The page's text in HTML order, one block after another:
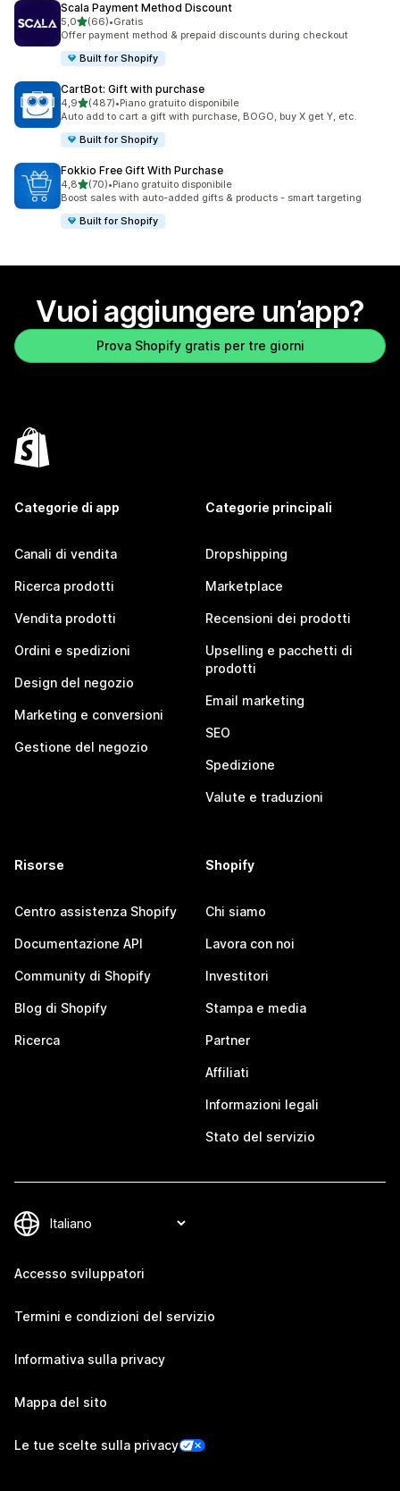
Scala Payment Method Discount
5,0stelle su 5
(66)
66 recensioni totali
•Gratis
Offer payment method & prepaid discounts during checkout
Built for Shopify
CartBot: Gift with purchase
4,9stelle su 5
(487)
487 recensioni totali
•Piano gratuito disponibile
Auto add to cart a gift with purchase, BOGO, buy X get Y, etc.
Built for Shopify
Fokkio Free Gift With Purchase
4,8stelle su 5
(70)
70 recensioni totali
•Piano gratuito disponibile
Boost sales with auto-added gifts & products - smart targeting
Built for Shopify
Vuoi aggiungere un’app?
Prova Shopify gratis per tre giorni
Categorie di app
Canali di vendita
Ricerca prodotti
Vendita prodotti
Ordini e spedizioni
Design del negozio
Marketing e conversioni
Gestione del negozio
Categorie principali
Dropshipping
Marketplace
Recensioni dei prodotti
Upselling e pacchetti di
prodotti
Email marketing
SEO
Spedizione
Valute e traduzioni
Risorse
Centro assistenza Shopify
Documentazione API
Community di Shopify
Blog di Shopify
Ricerca
Shopify
Chi siamo
Lavora con noi
Investitori
Stampa e media
Partner
Affiliati
Informazioni legali
Stato del servizio
Accesso sviluppatori
Termini e condizioni del servizio
Informativa sulla privacy
Mappa del sito
Le tue scelte sulla privacy